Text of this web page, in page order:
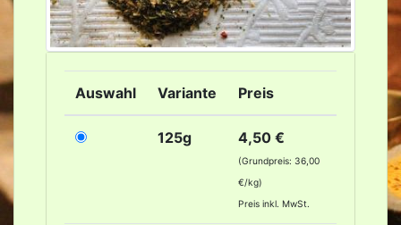
Auswahl Variante Preis
125g 4,50 €
(Grundpreis: 36,00
€/kg)
Preis inkl. MwSt.